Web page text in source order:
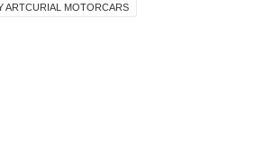
ARTCURIAL MOTORCARS